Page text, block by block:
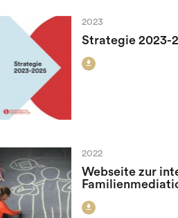
2023
Strategie 2023-

2022
Webseite zur
